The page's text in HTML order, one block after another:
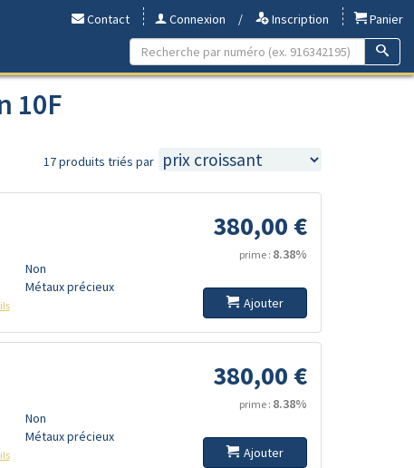
Contact Connexion / Inscription
Panier
10F
17 produits triés par
Non
Métaux précieux
380,00 €
prime : 8.38%
Ajouter
Non
Métaux précieux
380,00 €
prime : 8.38%
Ajouter